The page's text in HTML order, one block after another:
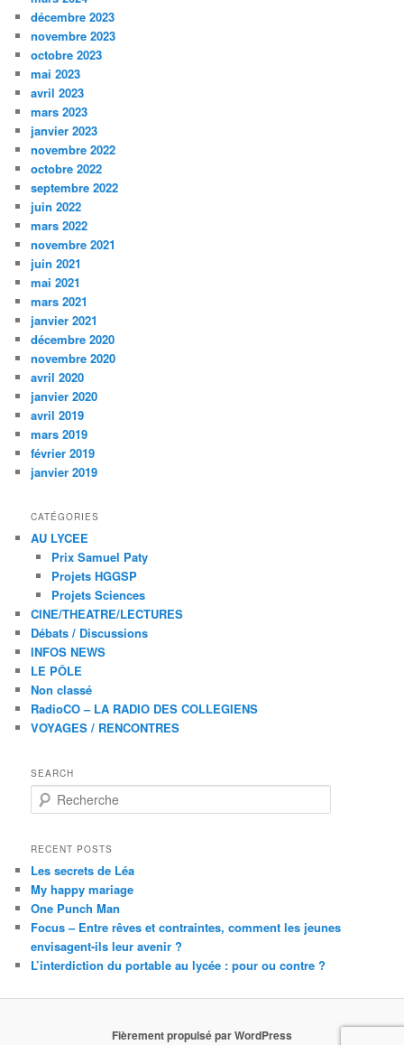
décembre 2023
novembre 2023
octobre 2023
mai 2023
avril 2023
mars 2023
janvier 2023
novembre 2022
octobre 2022
septembre 2022
juin 2022
mars 2022
novembre 2021
juin 2021
mai 2021
mars 2021
janvier 2021
décembre 2020
novembre 2020
avril 2020
janvier 2020
avril 2019
mars 2019
février 2019
janvier 2019
CATÉGORIES
AU LYCEE
Prix Samuel Paty
Projets HGGSP
Projets Sciences
CINE/THEATRE/LECTURES
Débats / Discussions
INFOS NEWS
LE PÔLE
Non classé
RadioCO – LA RADIO DES COLLEGIENS
VOYAGES / RENCONTRES
SEARCH
e
h
r
c
h
e
RECENT POSTS
Les secrets de Léa
My happy mariage
One Punch Man
Focus – Entre rêves et contraintes, comment les jeunes
envisagent-ils leur avenir ?
L’interdiction du portable au lycée : pour ou contre ?
Fièrement propulsé par WordPress